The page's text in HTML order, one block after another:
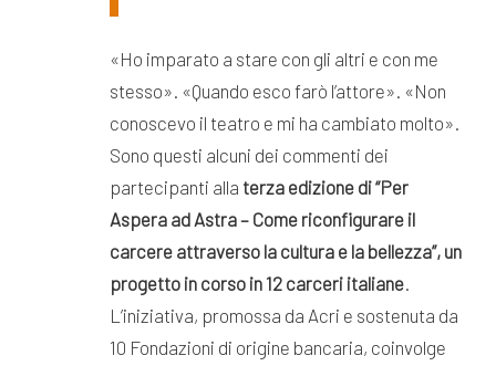
«Ho imparato a stare con gli altri e con me
stesso». «Quando esco farò l’attore». «Non
conoscevo il teatro e mi ha cambiato molto».
Sono questi alcuni dei commenti dei
partecipanti alla terza edizione di “Per
Aspera ad Astra – Come riconfigurare il
carcere attraverso la cultura e la bellezza”, un
progetto in corso in 12 carceri italiane.
L’iniziativa, promossa da Acri e sostenuta da
10 Fondazioni di origine bancaria, coinvolge